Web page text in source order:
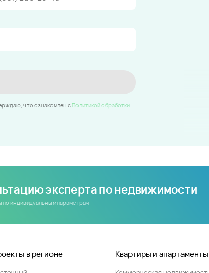
что ознакомлен c Политикой обработки
эксперта по недвижимости
по индивидуальным параметрам
в регионе Квартиры и апартаменты